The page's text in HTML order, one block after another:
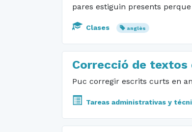
pares estiguin presents
Clases anglès
Correcció de textos
Puc corregir escrits curts en
Tareas administrativas y